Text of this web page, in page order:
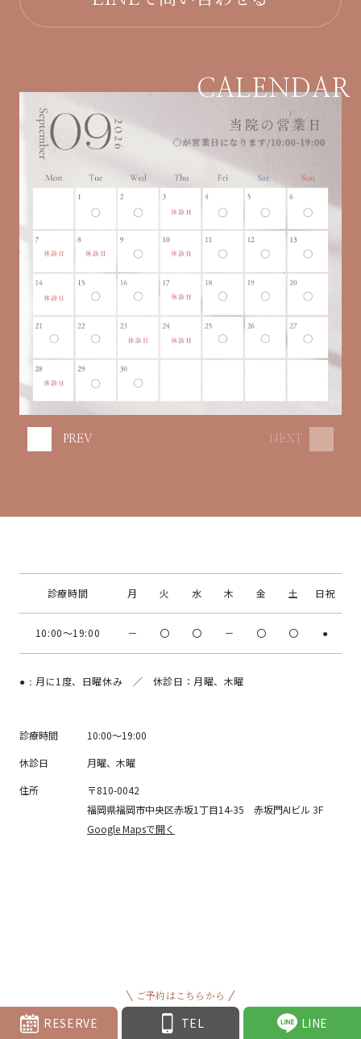
ご予約はこちらから
RESERVE TEL LINE
CALENDAR
NEXT
PREV
診療時間 月 火 水 木 金 土 日祝
10:00～19:00 － 〇 〇 － 〇 〇 ●
●： 月に1度、日曜休み ／ 休診日：月曜、木曜
診療時間
10:00～19:00
休診日
月曜、木曜
住所
〒810-0042
福岡県福岡市中央区赤坂1丁目14-35 赤坂門AIビル 3F
Google Mapsで開く